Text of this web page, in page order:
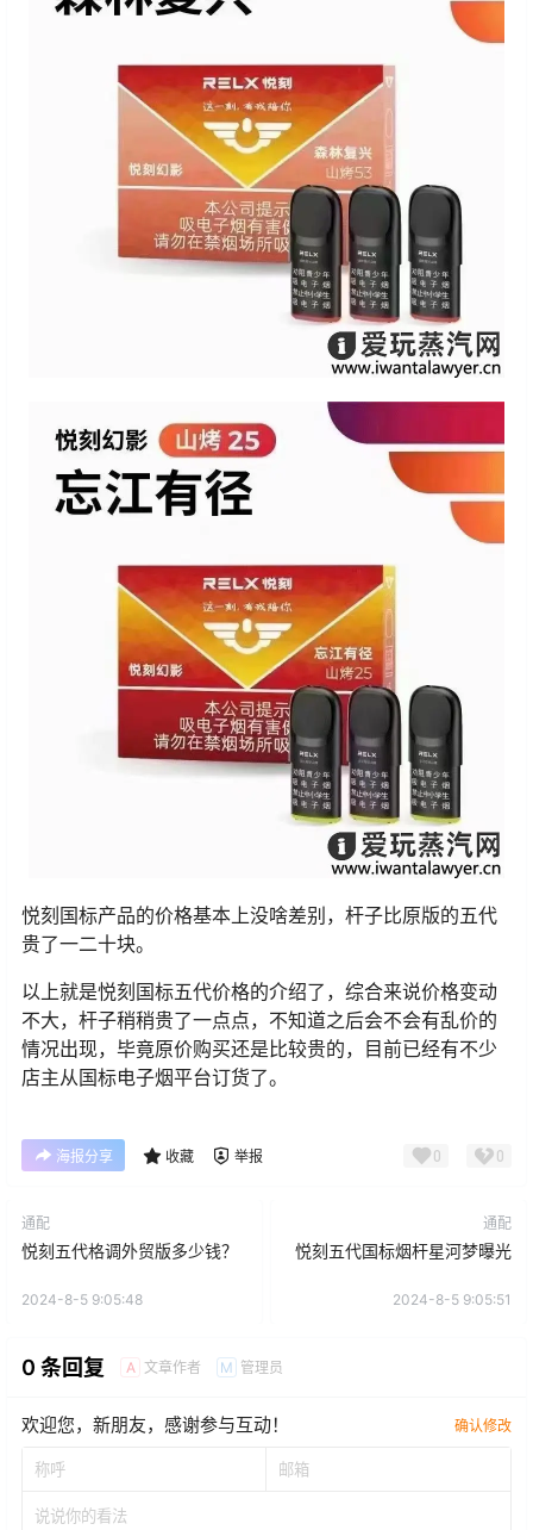
悦刻国标产品的价格基本上没啥差别，杆子比原版的五代
贵了一二十块。
以上就是悦刻国标五代价格的介绍了，综合来说价格变动
不大，杆子稍稍贵了一点点，不知道之后会不会有乱价的
情况出现，毕竟原价购买还是比较贵的，目前已经有不少
店主从国标电子烟平台订货了。
海报分享 收藏 举报 0 0
通配
悦刻五代格调外贸版多少钱？
2024-8-5 9:05:48
通配
悦刻五代国标烟杆星河梦曝光
2024-8-5 9:05:51
0 条回复 A 文章作者 M 管理员
欢迎您，新朋友，感谢参与互动！ 确认修改